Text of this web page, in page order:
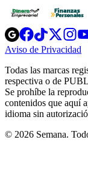
Opens
in
new
Opens
in
new
Opens
in
newnew
Aviso de Privacidad
Todas las marcas
respectiva o de
Se prohíbe la
contenidos que aquí
idioma sin
© 2026 Semana.